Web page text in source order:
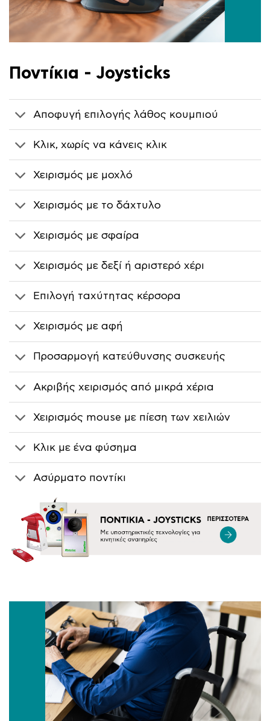
Ποντίκια - Joysticks
Αποφυγή επιλογής λάθος κουμπιού
Κλικ, χωρίς να κάνεις κλικ
Χειρισμός με μοχλό
Χειρισμός με το δάχτυλο
Χειρισμός με σφαίρα
Χειρισμός με δεξί ή αριστερό χέρι
Επιλογή ταχύτητας κέρσορα
Χειρισμός με αφή
Προσαρμογή κατεύθυνσης συσκευής
Ακριβής χειρισμός από μικρά χέρια
Χειρισμός mouse με πίεση των χειλιών
Κλικ με ένα φύσημα
Ασύρματο ποντίκι